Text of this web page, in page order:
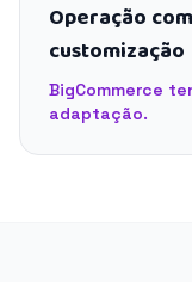
Operação
customização
BigCommerce
adaptação.